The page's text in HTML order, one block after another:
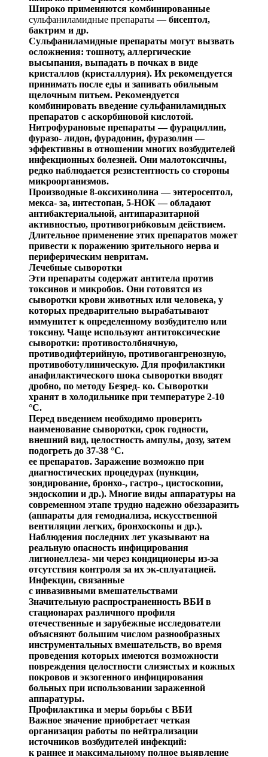
Широко применяются комбинированные
сульфаниламидные препараты — бисептол,
бактрим и др.
Сульфаниламидные препараты могут вызвать
осложнения: тошноту, аллергические
высыпания, выпадать в почках в виде
кристаллов (кристаллурия). Их рекомендуется
принимать после еды и запивать обильным
щелочным питьем. Рекомендуется
комбинировать введение сульфаниламидных
препаратов с аскорбиновой кислотой.
Нитрофурановые препараты — фурациллин,
фуразо- лидон, фурадонин, фуразолин—
эффективны в отношении многих возбудителей
инфекционных болезней. Они малотоксичны,
редко наблюдается резистентность со стороны
микроорганизмов.
Производные 8-оксихинолина —энтеросептол,
мекса- за, интестопан, 5-НОК — обладают
антибактериальной, антипаразитарной
активностью, противогрибковым действием.
Длительное применение этих препаратов может
привести к поражению зрительного нерва и
периферическим невритам.
Лечебные сыворотки
Эти препараты содержат антитела против
токсинов и микробов. Они готовятся из
сыворотки крови животных или человека, у
которых предварительно вырабатывают
иммунитет к определенному возбудителю или
токсину. Чаще используют антитоксические
сыворотки: противостолбнячную,
противодифтерийную, противогангренозную,
противоботулиническую. Для профилактики
анафилактического шока сыворотки вводят
дробно, по методу Безред- ко. Сыворотки
хранят в холодильнике при температуре 2-10
°C.
Перед введением необходимо проверить
наименование сыворотки, срок годности,
внешний вид, целостность ампулы, дозу, затем
подогреть до 37-38 °C.
ее препаратов. Заражение возможно при
диагностических процедурах (пункции,
зондирование, бронхо-, гастро-, цистоскопии,
эндоскопии и др.). Многие виды аппаратуры на
современном этапе трудно надежно обеззаразить
(аппараты для гемодиализа, искусственной
вентиляции легких, бронхоскопы и др.).
Наблюдения последних лет указывают на
реальную опасность инфицирования
лигионеллеза- ми через кондиционеры из-за
отсутствия контроля за их эк-сплуатацией.
Инфекции, связанные
с инвазивными вмешательствами
Значительную распространенность ВБИ в
стационарах различного профиля
отечественные и зарубежные исследователи
объясняют большим числом разнообразных
инструментальных вмешательств, во время
проведения которых имеются возможности
повреждения целостности слизистых и кожных
покровов и экзогенного инфицирования
больных при использовании зараженной
аппаратуры.
Профилактика и меры борьбы с ВБИ
Важное значение приобретает четкая
организация работы по нейтрализации
источников возбудителей инфекций:
к раннее и максимальному полное выявление